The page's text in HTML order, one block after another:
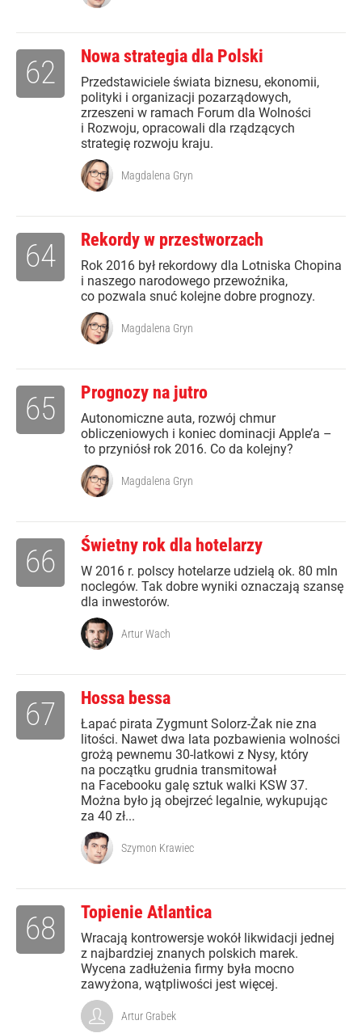
Nowa strategia dla Polski
Przedstawiciele świata biznesu, ekonomii,
polityki i organizacji pozarządowych,
zrzeszeni w ramach Forum dla Wolności
i Rozwoju, opracowali dla rządzących
strategię rozwoju kraju.
62
Magdalena Gryn
Rekordy w przestworzach
Rok 2016 był rekordowy dla Lotniska Chopina
i naszego narodowego przewoźnika,
co pozwala snuć kolejne dobre prognozy.
64
Magdalena Gryn
Prognozy na jutro
Autonomiczne auta, rozwój chmur
obliczeniowych i koniec dominacji Apple’a –
to przyniósł rok 2016. Co da kolejny?
65
Magdalena Gryn
Świetny rok dla hotelarzy
W 2016 r. polscy hotelarze udzielą ok. 80 mln
noclegów. Tak dobre wyniki oznaczają szansę
dla inwestorów.
66
Artur Wach
Hossa bessa
Łapać pirata Zygmunt Solorz-Żak nie zna
litości. Nawet dwa lata pozbawienia wolności
grożą pewnemu 30-latkowi z Nysy, który
na początku grudnia transmitował
na Facebooku galę sztuk walki KSW 37.
Można było ją obejrzeć legalnie, wykupując
za 40 zł...
67
Szymon Krawiec
Topienie Atlantica
Wracają kontrowersje wokół likwidacji jednej
z najbardziej znanych polskich marek.
Wycena zadłużenia firmy była mocno
zawyżona, wątpliwości jest więcej.
68
Artur Grabek